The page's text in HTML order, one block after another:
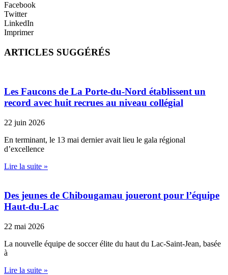
Facebook
Twitter
LinkedIn
Imprimer
ARTICLES SUGGÉRÉS
Les Faucons de La Porte-du-Nord établissent un
record avec huit recrues au niveau collégial
22 juin 2026
En terminant, le 13 mai dernier avait lieu le gala régional
d’excellence
Lire la suite »
Des jeunes de Chibougamau joueront pour l’équipe
Haut-du-Lac
22 mai 2026
La nouvelle équipe de soccer élite du haut du Lac-Saint-Jean, basée
à
Lire la suite »